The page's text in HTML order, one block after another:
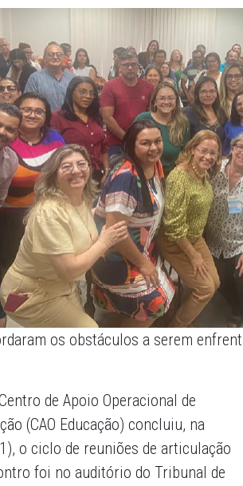
os obstáculos a serem
de Apoio Operacional de
(CAO Educação) concluiu, na
o ciclo de reuniões de articulação
foi no auditório do Tribunal de